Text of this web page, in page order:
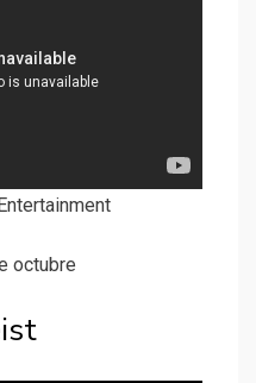
octubre